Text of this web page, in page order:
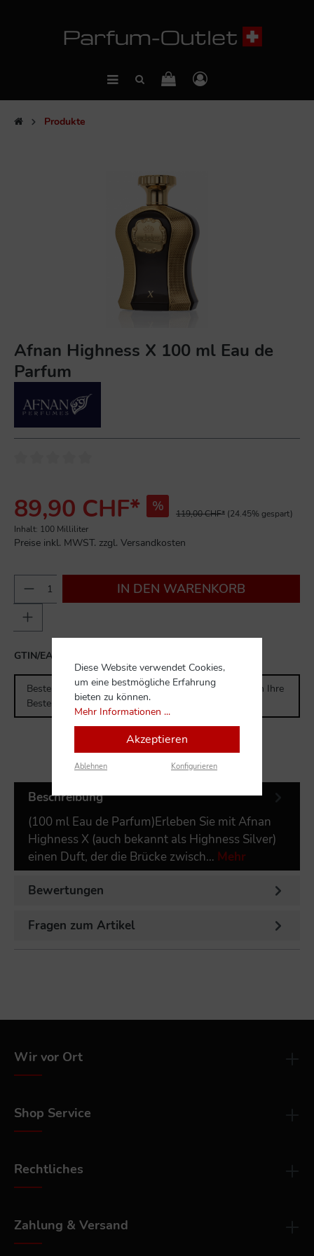
Produkte
Afnan Highness X 100 ml Eau de
Parfum
89,90 CHF* % 119,00 CHF* (24.45% gespart)
Inhalt: 100 Milliliter
Preise inkl. MWST. zzgl. Versandkosten
IN DEN WARENKORB
GTIN/EAN:
Bestellen Sie für weitere300,00 CHFund Sie erhalten Ihre
Bestellung versandkostenfrei.
Beschreibung
(100 ml Eau de Parfum)Erleben Sie mit Afnan
Highness X (auch bekannt als Highness Silver)
einen Duft, der die Brücke zwisch… Mehr
Bewertungen
Fragen zum Artikel
Wir vor Ort
Shop Service
Rechtliches
Zahlung & Versand
Diese Website verwendet Cookies,
um eine bestmögliche Erfahrung
bieten zu können.
Mehr Informationen ...
Akzeptieren
Ablehnen Konfigurieren